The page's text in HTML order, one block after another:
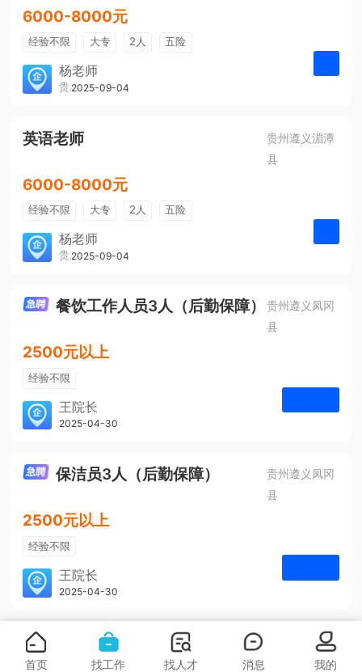
6000-8000元
经验不限 大专 2人
五险
带薪年假
年终奖
免费培训
包住宿
杨老师
贵州大美前程文化发展有限公司
2025-09-04
英语老师
贵州遵义湄潭
县
6000-8000元
经验不限 大专 2人
五险
带薪年假
年终奖
免费培训
包住宿
杨老师
贵州大美前程文化发展有限公司
2025-09-04
餐饮工作人员3人（后勤保障）
贵州遵义凤冈
县
2500元以上
经验不限
学历不限
3人
王院长
凤冈安宁医院
2025-04-30
保洁员3人（后勤保障）
贵州遵义凤冈
县
2500元以上
经验不限
学历不限
3人
王院长
凤冈安宁医院
2025-04-30
首页 找工作 找人才 消息 我的